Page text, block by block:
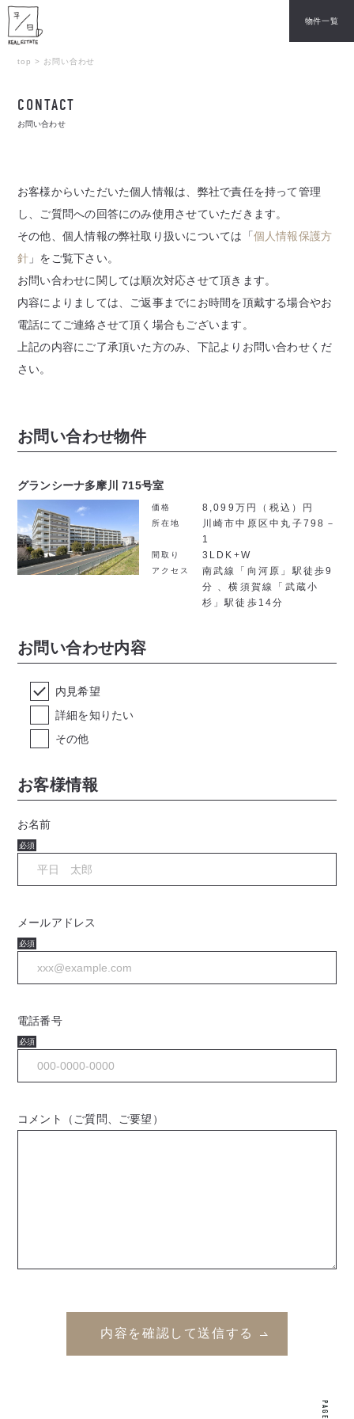
物件一覧
top > お問い合わせ
CONTACT
お問い合わせ
お客様からいただいた個人情報は、弊社で責任を持って管理
し、 ご質問への回答にのみ使用させていただきます。
その他、個人情報の弊社取り扱いについては「個人情報保護方
針 」をご覧下さい。
お問い合わせに関しては順次対応させて頂きます。
内容によりましては、ご返事までにお時間を頂戴する場合やお
電話にてご連絡させて頂く場合もございます。
上記の内容にご了承頂いた方のみ、下記よりお問い合わせくだ
さい。
お問い合わせ物件
グランシーナ多摩川 715号室
価格 8,099万円（税込）円
所在地
川崎市中原区中丸子798－
1
間取り 3LDK+W
アクセス
南武線「向河原」駅徒歩9
分 、横須賀線「武蔵小
杉」駅徒歩14分
お問い合わせ内容
内見希望
詳細を知りたい
その他
お客様情報
お名前
必須
メールアドレス
必須
電話番号
必須
コメント（ご質問、ご要望）